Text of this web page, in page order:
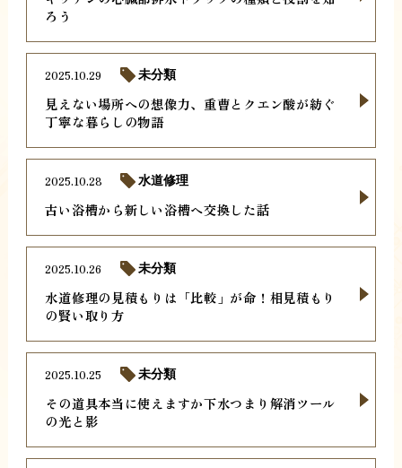
ろう
見えない場所への想像力、重曹とクエン酸が紡ぐ
丁寧な暮らしの物語
2025.10.29 未分類
古い浴槽から新しい浴槽へ交換した話
2025.10.28 水道修理
水道修理の見積もりは「比較」が命！相見積もり
の賢い取り方
2025.10.26 未分類
その道具本当に使えますか下水つまり解消ツール
の光と影
2025.10.25 未分類